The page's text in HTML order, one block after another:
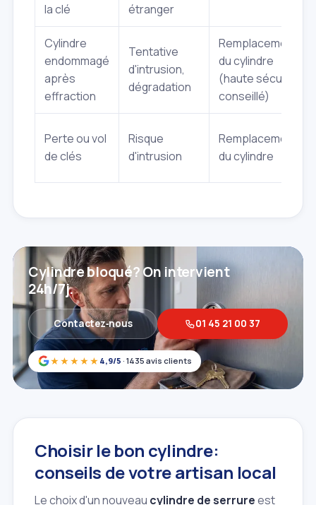
la clé
étranger
Cylindre
endommagé
après
effraction
Tentative
d'intrusion,
dégradation
Remplacement
du cylindre
(haute sécurité
conseillé)
Perte ou vol
de clés
Risque
d'intrusion
Remplacement
du cylindre
★★★★★ 4,9/5 · 1435 avis clients
Cylindre bloqué? On intervient
24h/7j.
Contactez‑nous 01 45 21 00 37
Choisir le bon cylindre:
conseils de votre artisan local
Le choix d'un nouveau cylindre de serrureest